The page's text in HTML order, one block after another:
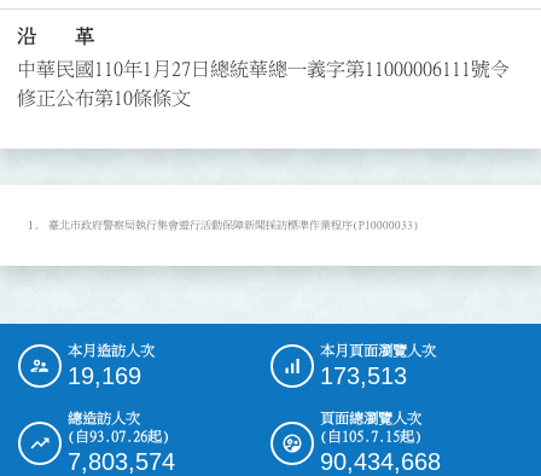
沿 革
中華民國110年1月27日總統華總一義字第11000006111號令
修正公布第10條條文
臺北市政府警察局執行集會遊行活動保障新聞採訪標準作業程序(P10000033)
::: 本月造訪人次
19,169
本月頁面瀏覽人次
173,513
總造訪人次
(自93.07.26起)
7,803,574
頁面總瀏覽人次
(自105.7.15起)
90,434,668